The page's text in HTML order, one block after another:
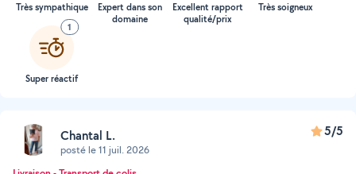
Très sympathique
Expert dans son
domaine
Excellent rapport
qualité/prix
Très soigneux
1
Super réactif
Chantal L.
posté le 11 juil. 2026
5/5